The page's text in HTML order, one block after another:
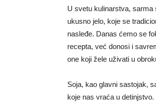
U svetu kulinarstva, sarma
ukusno jelo, koje se
nasleđe. Danas ćemo se
recepta, već donosi i
one koji žele uživati u
Soja, kao glavni sastojak,
koje nas vraća u